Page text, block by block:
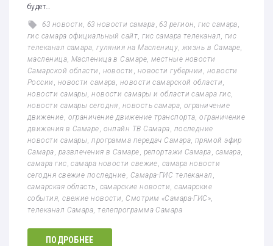
будет…
63 новости, 63 новости самара,63 регион,гис самара,
гис самара официальный сайт,гис самара телеканал, гис
телеканал самара,гуляния на Масленицу,жизнь в Самаре,
масленица, Масленица в Самаре, местные новости
Самарской области , новости , новости губернии , новости
России , новости самара, новости самарской области,
новости самары,новости самары и области самара гис,
новости самары сегодня, новость самара,ограничение
движение, ограничение движение транспорта,ограничение
движения в Самаре, онлайн ТВ Самара, последние
новости самары,программа передач Самара, прямой эфир
Самара, развлечения в Самаре, репортажи Самара, самара,
самара гис,самара новости свежие, самара новости
сегодня свежие последние, Самара-ГИС телеканал ,
самарская область, самарские новости,самарские
события,свежие новости, Смотрим «Самара-ГИС»,
телеканал Самара,телепрограмма Самара
ПОДРОБНЕЕ